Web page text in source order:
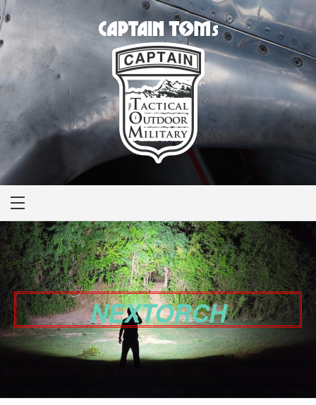
CAPTAIN TOM'S
キャプテントム
NEXTORCH